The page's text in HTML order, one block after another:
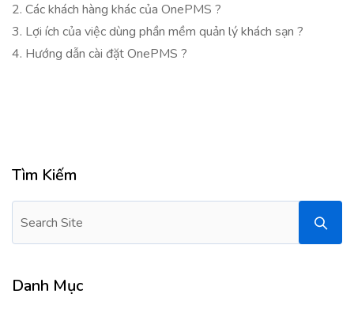
2. Các khách hàng khác của OnePMS ?
3. Lợi ích của việc dùng phần mềm quản lý khách sạn ?
4. Hướng dẫn cài đặt OnePMS ?
Tìm Kiếm
Danh Mục